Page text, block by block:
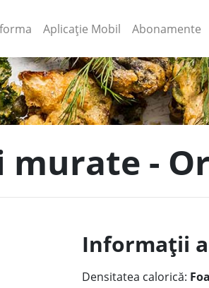
(current)
Aplicație Mobil (current)
Abonamente
-
Informații
Densitatea calorică: